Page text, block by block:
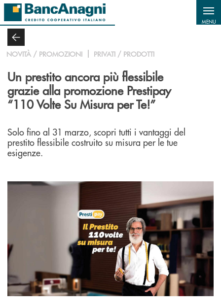
Salta al contenuto principale
MENU
NOVITÀ / PROMOZIONI PRIVATI / PRODOTTI
Un prestito ancora più flessibile
grazie alla promozione Prestipay
“110 Volte Su Misura per Te!”
Solo fino al 31 marzo, scopri tutti i vantaggi del
prestito flessibile costruito su misura per le tue
esigenze.